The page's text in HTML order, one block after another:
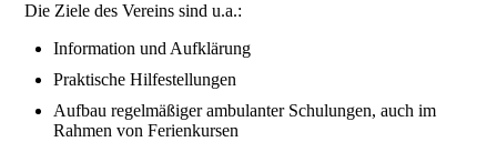
Die Ziele des Vereins sind u.a.:
Information und Aufklärung
Praktische Hilfestellungen
Aufbau regelmäßiger ambulanter Schulungen, auch im
Rahmen von Ferienkursen